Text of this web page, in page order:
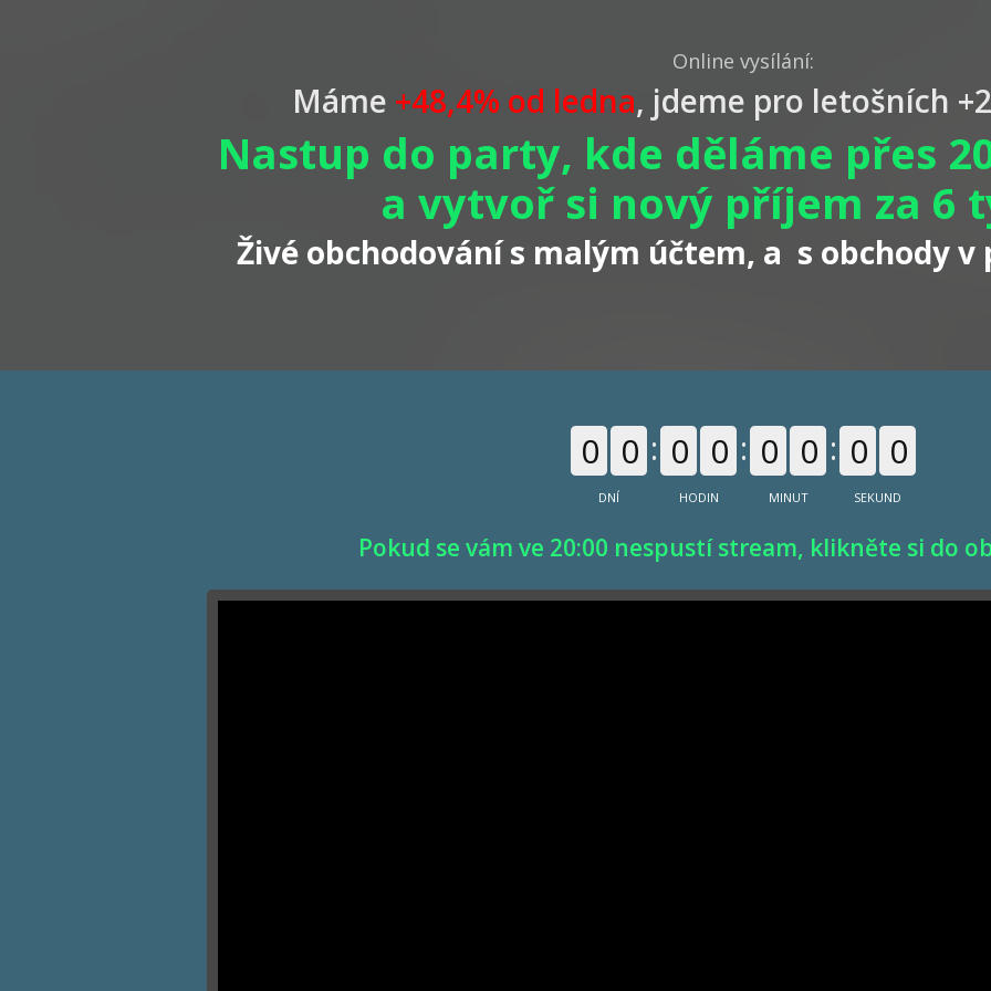
Online vysílání:
Máme +48,4% od ledna, jdeme pro letošních
Nastup do party, kde děláme přes
a vytvoř si nový příjem za 6
Živé obchodovánís malým účtem, a s obchody v
0 0
DNÍ
0 0
HODIN
0 0
MINUT
0 0
SEKUND
Pokud se vám ve 20:00 nespustí stream, klikněte si do